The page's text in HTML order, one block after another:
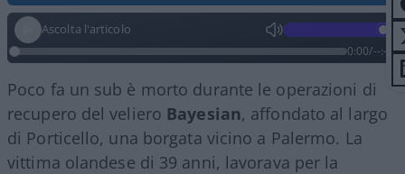
Ascolta l'articolo
0:00/--:--
Poco fa un sub è morto durante le operazioni di
recupero del veliero Bayesian, affondato al largo
di Porticello, una borgata vicino a Palermo. La
vittima olandese di 39 anni, lavorava per la